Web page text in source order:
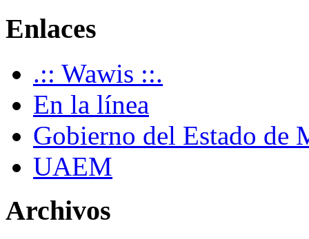
Enlaces
.:: Wawis ::.
En la línea
Gobierno del Estado de
UAEM
Archivos